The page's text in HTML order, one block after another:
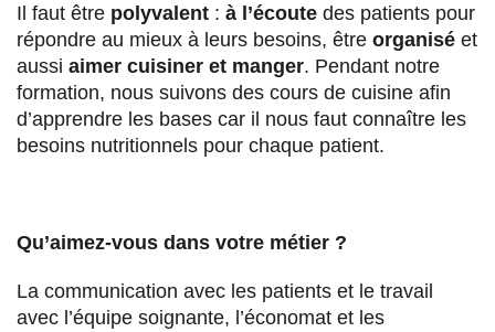
Il faut être polyvalent : à l’écoute des patients pour
répondre au mieux à leurs besoins, être organisé et
aussi aimer cuisiner et manger. Pendant notre
formation, nous suivons des cours de cuisine afin
d’apprendre les bases car il nous faut connaître les
besoins nutritionnels pour chaque patient.
Qu’aimez-vous dans votre métier ?
La communication avec les patients et le travail
avec l’équipe soignante, l’économat et les